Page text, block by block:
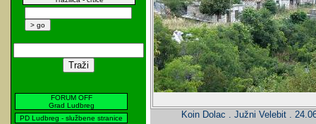
FORUM OFF
Grad Ludbreg
PD Ludbreg - službene stranice
Koin Dolac . Južni Velebit .